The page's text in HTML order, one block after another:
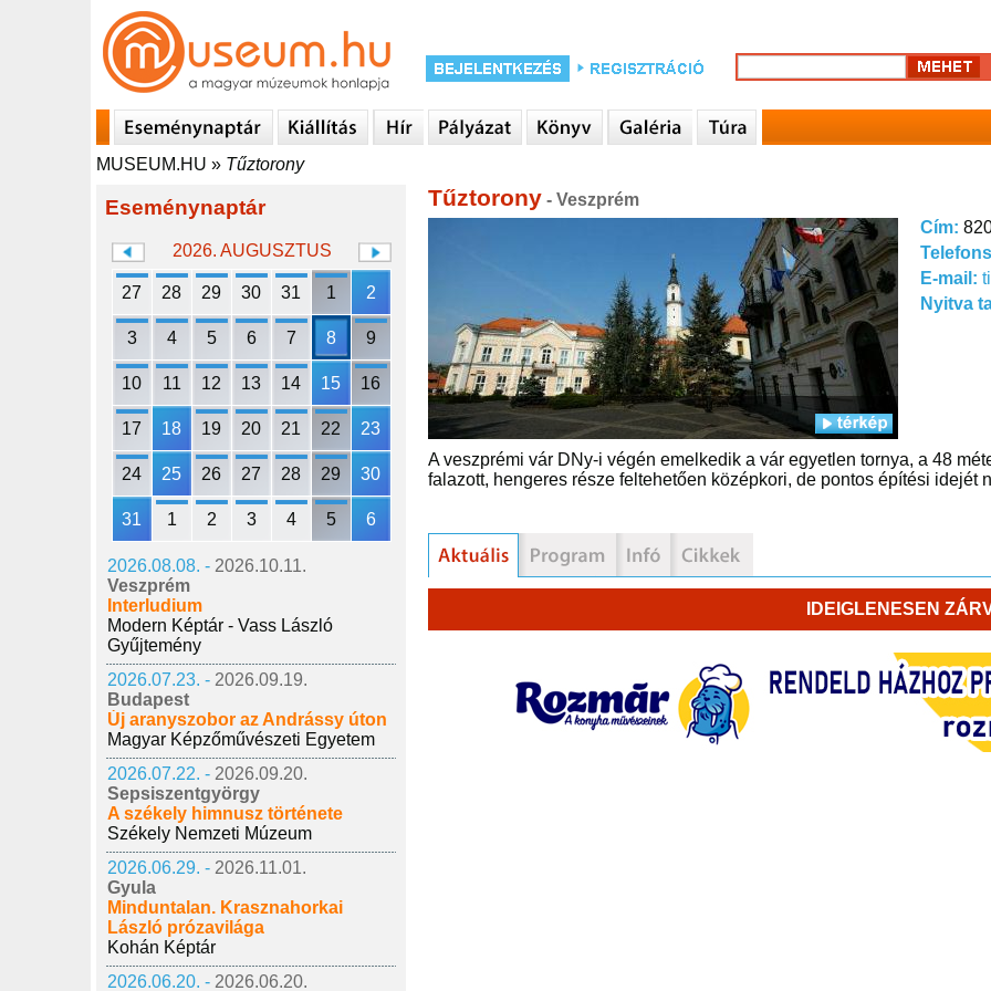
MUSEUM.HU » Tűztorony
Eseménynaptár
2026. AUGUSZTUS
27 28 29 30 31 1 2
3 4 5 6 7 8 9
10 11 12 13 14 15 16
17 18 19 20 21 22 23
24 25 26 27 28 29 30
31 1 2 3 4 5 6
2026.08.08. - 2026.10.11.
Veszprém
Interludium
Modern Képtár - Vass László
Gyűjtemény
2026.07.23. - 2026.09.19.
Budapest
Új aranyszobor az Andrássy úton
Magyar Képzőművészeti Egyetem
2026.07.22. - 2026.09.20.
Sepsiszentgyörgy
A székely himnusz története
Székely Nemzeti Múzeum
2026.06.29. - 2026.11.01.
Gyula
Minduntalan. Krasznahorkai
László prózavilága
Kohán Képtár
2026.06.20. - 2026.06.20.
Tűztorony - Veszprém
Cím:
E-mail:
Nyitva
A veszprémi vár DNy-i végén emelkedik a vár egyetlen tornya, a 48
falazott, hengeres része feltehetően középkori, de pontos építési idejét
IDEIGLENESEN